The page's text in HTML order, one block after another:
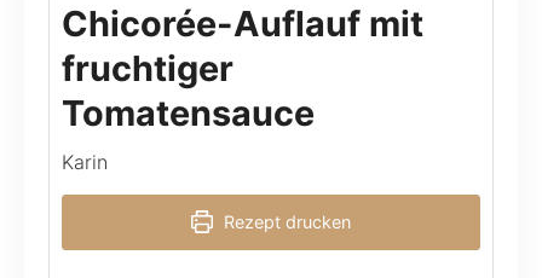
Chicorée-Auflauf mit
fruchtiger
Tomatensauce
Karin
Rezept drucken